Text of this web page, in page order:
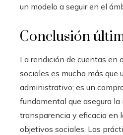
un modelo a seguir en el
Conclusión
La rendición de cuentas en
sociales es mucho más que
administrativo; es un
fundamental que asegura la
transparencia y eficacia en
objetivos sociales. Las